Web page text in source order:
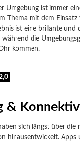
Umgebung ist immer
Thema mit dem
ist eine brillante und
während die
kommen.
&
sich längst über die
hinausentwickelt. Apps